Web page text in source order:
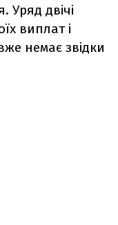
Уряд двічі
виплат і
немає звідки